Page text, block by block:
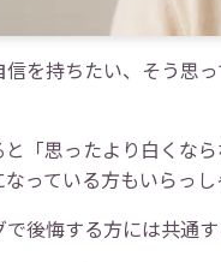
を持ちたい、そう思
「思ったより白くな
っている方もいらっし
後悔する方には共通す